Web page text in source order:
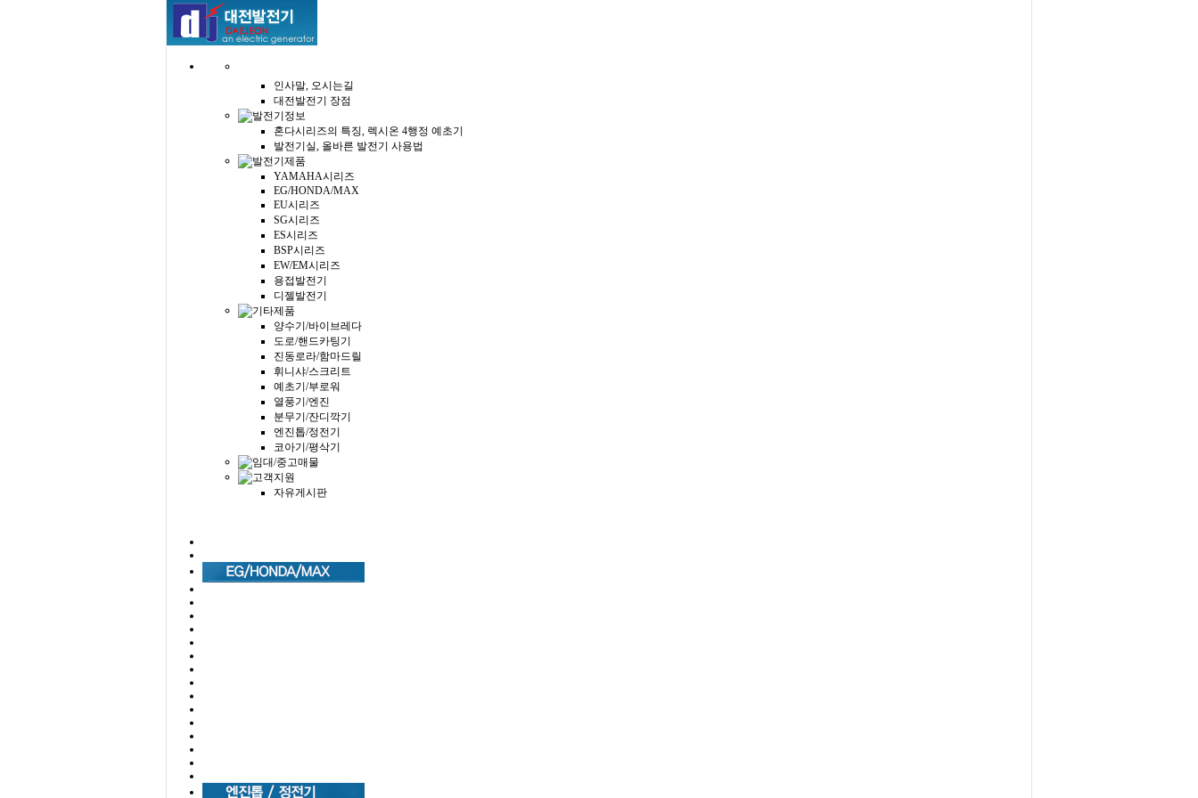
인사말, 오시는길
대전발전기 장점
혼다시리즈의 특징, 렉시온 4행정 예초기
발전기실, 올바른 발전기 사용법
YAMAHA시리즈
EG/HONDA/MAX
EU시리즈
SG시리즈
ES시리즈
BSP시리즈
EW/EM시리즈
용접발전기
디젤발전기
양수기/바이브레다
도로/핸드카팅기
진동로라/함마드릴
휘니샤/스크리트
예초기/부로워
열풍기/엔진
분무기/잔디깍기
엔진톱/정전기
코아기/평삭기
자유게시판